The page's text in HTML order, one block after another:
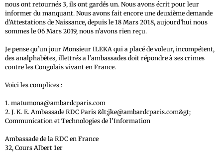
nous ont retournés 3, ils ont gardés un. Nous avons écrit pour leur
informer du manquant. Nous avons fait encore une deuxième demande
d’Attestations de Naissance, depuis le 18 Mars 2018, aujourd’hui nous
sommes le 06 Mars 2019, nous n’avons rien reçu.
Je pense qu’un jour Monsieur ILEKA qui a placé de voleur, incompétent,
des analphabètes, illettrés a l’ambassades doit répondre à ses crimes
contre les Congolais vivant en France.
Voici les complices :
1. matumona@ambardcparis.com
2. J. K. E. Ambassade RDC Paris &lt;jke@ambardcparis.com&gt;
Communication et Technologies de l'Information
Ambassade de la RDC en France
32, Cours Albert 1er